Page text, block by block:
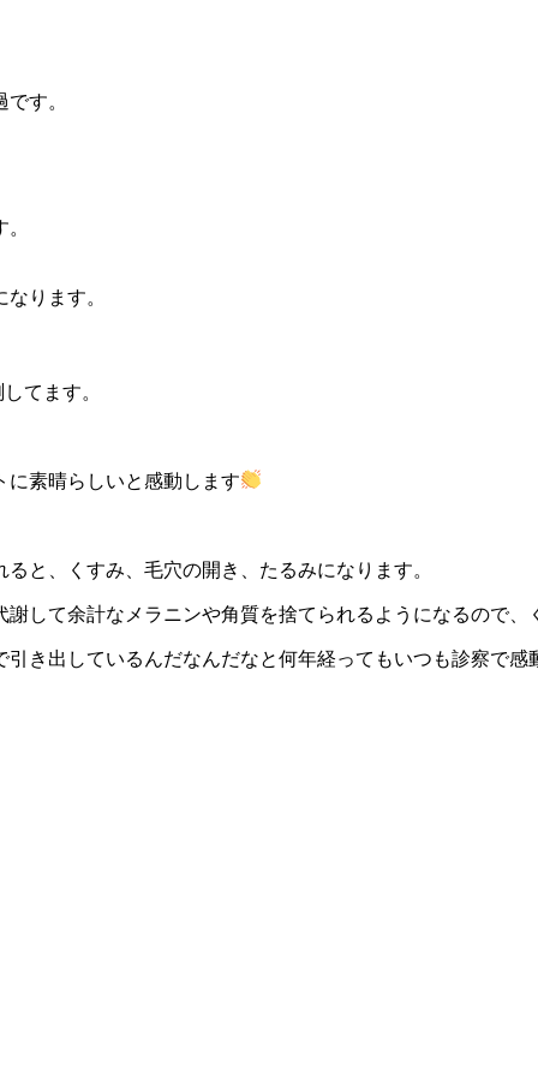
す。
ります。
てます。
に素晴らしいと感動します
と、くすみ、毛穴の開き、たるみになります。
して余計なメラニンや角質を捨てられるようになるので、
き出しているんだなんだなと何年経ってもいつも診察で感